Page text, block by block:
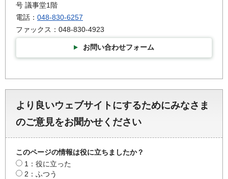
号 議事堂1階
電話： 048-830-6257
ファックス：048-830-4923
お問い合わせフォーム
より良いウェブサイトにするためにみなさま
のご意見をお聞かせください
このページの情報は役に立ちましたか？
1：役に立った
2：ふつう